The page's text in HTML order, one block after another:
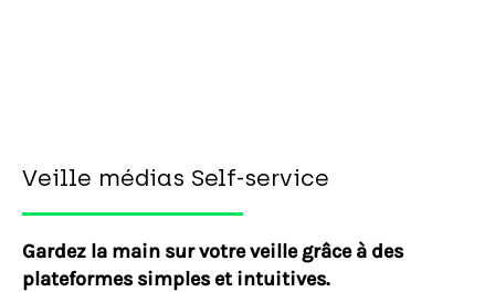
Veille médias Self-service
Gardez la main sur votre veille grâce à des
plateformes simples et intuitives.